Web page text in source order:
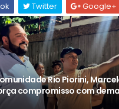
Twitter Google+
Rio Piorini,
compromisso com